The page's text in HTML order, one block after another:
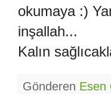
okumaya :)
inşallah...
Kalın
Gönderen Esen